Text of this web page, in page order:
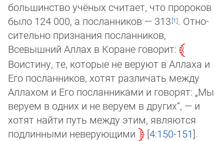
большинство учёных считает, что пророков
было 124 000, а посланников — 313
. От­но­
си­тель­но признания посланников,
Всевышний Аллах в Коране говорит:
Воистину, те, ко­то­рые не веруют в Аллаха и
Его посланников, хотят различать между
Аллахом и Его посланниками и говорят: „Мы
веруем в од­них и не веруем в других“, — и
хотят найти путь между этим, являются
подлинными неверующими
4:150-151 .